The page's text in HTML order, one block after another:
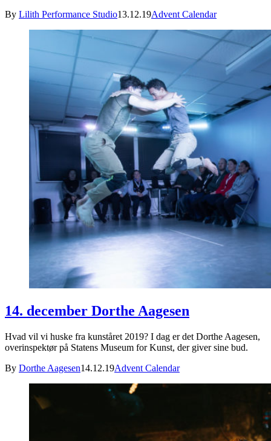
By Lilith Performance Studio13.12.19Advent Calendar
14. december Dorthe Aagesen
Hvad vil vi huske fra kunståret 2019? I dag er det Dorthe Aagesen,
overinspektør på Statens Museum for Kunst, der giver sine bud.
By Dorthe Aagesen14.12.19Advent Calendar